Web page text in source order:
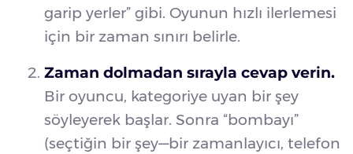
garip yerler” gibi. Oyunun hızlı ilerlemesi
için bir zaman sınırı belirle.
Zaman dolmadan sırayla cevap verin.
Bir oyuncu, kategoriye uyan bir şey
söyleyerek başlar. Sonra “bombayı”
(seçtiğin bir şey—bir zamanlayıcı, telefon